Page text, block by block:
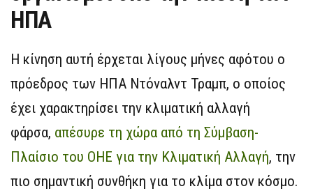
ΗΠΑ
Η κίνηση αυτή έρχεται λίγους μήνες αφότου ο
πρόεδρος των ΗΠΑ Ντόναλντ Τραμπ, ο οποίος
έχει χαρακτηρίσει την κλιματική αλλαγή
φάρσα, απέσυρε τη χώρα από τη Σύμβαση-
Πλαίσιο του ΟΗΕ για την Κλιματική Αλλαγή, την
πιο σημαντική συνθήκη για το κλίμα στον κόσμο.